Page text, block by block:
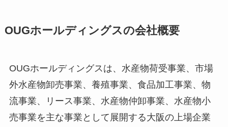
OUGホールディングスの会社概要
OUGホールディングスは、水産物荷受事業、市場
外水産物卸売事業、養殖事業、食品加工事業、物
流事業、リース事業、水産物仲卸事業、水産物小
売事業を主な事業として展開する大阪の上場企業